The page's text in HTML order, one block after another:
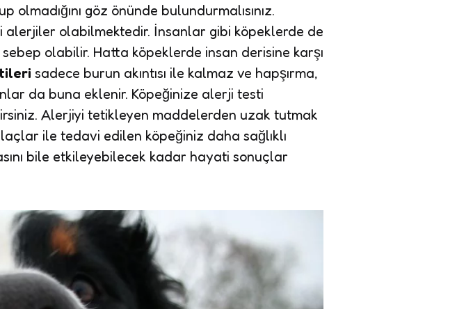
göz önünde bulundurmalısınız.
alerjiler olabilmektedir. İnsanlar gibi köpeklerde de
olabilir. Hatta köpeklerde insan derisine karşı
sadece burun akıntısı ile kalmaz ve hapşırma,
da buna eklenir. Köpeğinize alerji testi
Alerjiyi tetikleyen maddelerden uzak tutmak
ile tedavi edilen köpeğiniz daha sağlıklı
bile etkileyebilecek kadar hayati sonuçlar